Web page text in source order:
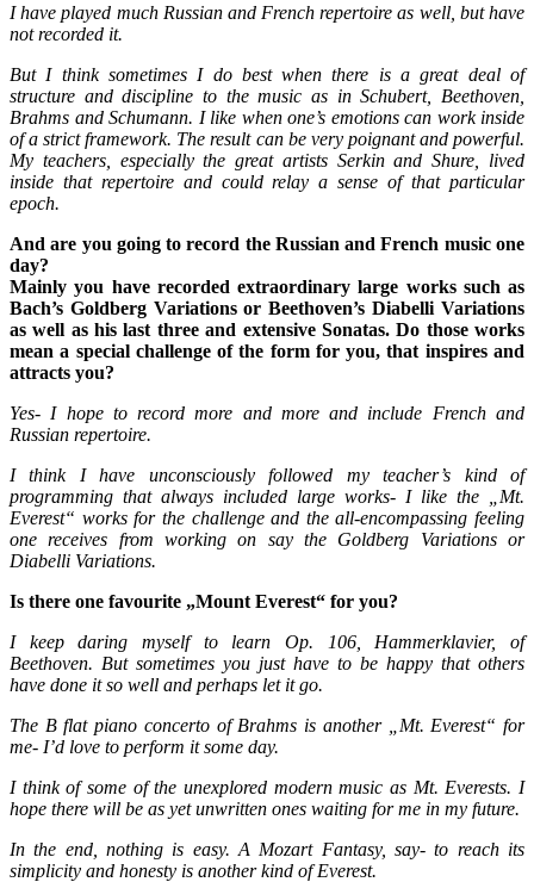
I have played much Russian and French repertoire as well, but have
not recorded it.
But I think sometimes I do best when there is a great deal of
structure and discipline to the music as in Schubert, Beethoven,
Brahms and Schumann. I like when one’s emotions can work inside
of a strict framework. The result can be very poignant and powerful.
My teachers, especially the great artists Serkin and Shure, lived
inside that repertoire and could relay a sense of that particular
epoch.
And are you going to record the Russian and French music one
day?
Mainly you have recorded extraordinary large works such as
Bach’s Goldberg Variations or Beethoven’s Diabelli Variations
as well as his last three and extensive Sonatas. Do those works
mean a special challenge of the form for you, that inspires and
attracts you?
Yes- I hope to record more and more and include French and
Russian repertoire.
I think I have unconsciously followed my teacher’s kind of
programming that always included large works- I like the „Mt.
Everest“ works for the challenge and the all-encompassing feeling
one receives from working on say the Goldberg Variations or
Diabelli Variations.
Is there one favourite „Mount Everest“ for you?
I keep daring myself to learn Op. 106, Hammerklavier, of
Beethoven. But sometimes you just have to be happy that others
have done it so well and perhaps let it go.
The B flat piano concerto of Brahms is another „Mt. Everest“ for
me- I’d love to perform it some day.
I think of some of the unexplored modern music as Mt. Everests. I
hope there will be as yet unwritten ones waiting for me in my future.
In the end, nothing is easy. A Mozart Fantasy, say- to reach its
simplicity and honesty is another kind of Everest.